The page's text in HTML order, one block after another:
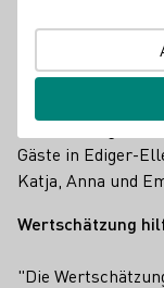
"Unser großer
und freiwilligen
Gäste in Ediger-
Katja, Anna und
Wertschätzung
"Die